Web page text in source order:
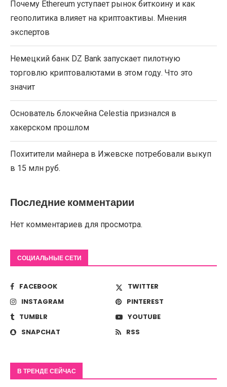
Почему Ethereum уступает рынок биткоину и как
геополитика влияет на криптоактивы. Мнения
экспертов
Немецкий банк DZ Bank запускает пилотную
торговлю криптовалютами в этом году. Что это
значит
Основатель блокчейна Celestia признался в
хакерском прошлом
Похитители майнера в Ижевске потребовали выкуп
в 15 млн руб.
Последние комментарии
Нет комментариев для просмотра.
СОЦИАЛЬНЫЕ СЕТИ
FACEBOOK
TWITTER
INSTAGRAM
PINTEREST
TUMBLR
YOUTUBE
SNAPCHAT
RSS
В ТРЕНДЕ СЕЙЧАС